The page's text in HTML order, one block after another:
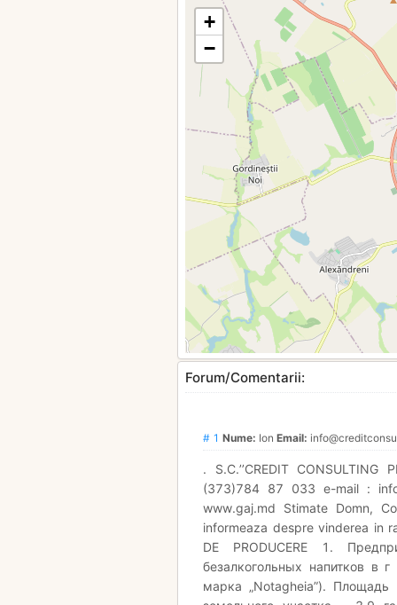
+
−
Forum/Comentarii:
# 1 Nume: Ion Email:
. S.C.’’CREDIT
(373)784 87 033 e-mail :
www.gaj.md Stimate Domn,
informeaza despre vinderea in
DE PRODUCERE 1.
безалкогольных напитков в
марка „Notagheia”).